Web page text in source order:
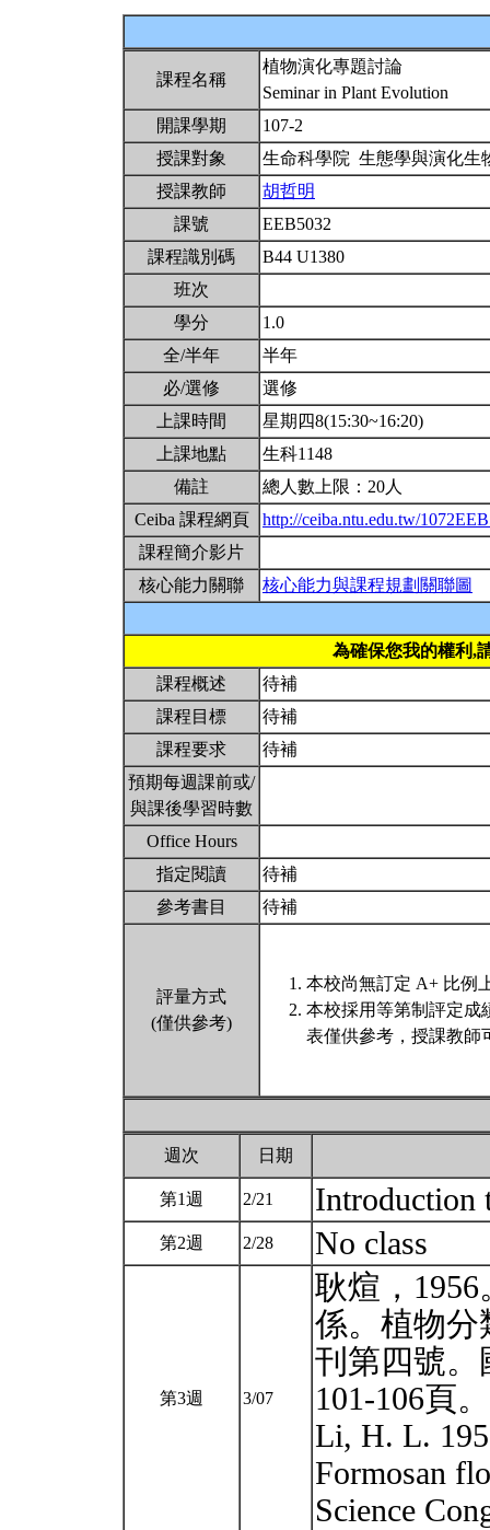
課程名稱
植物演化專題討論
Seminar in Plant Evolution
開課學期
107-2
授課對象
生命科學院 生態學與演化
授課教師
胡哲明
課號
EEB5032
課程識別碼
B44 U1380
班次
學分
1.0
全/半年
半年
必/選修
選修
上課時間
星期四8(15:30~16:20)
上課地點
生科1148
備註
總人數上限：20人
Ceiba 課程網頁
http://ceiba.ntu.edu.tw/
課程簡介影片
核心能力關聯
核心能力與課程規劃關聯圖
為確保您我的權利,
課程概述
待補
課程目標
待補
課程要求
待補
預期每週課前或/
與課後學習時數
Office Hours
指定閱讀
待補
參考書目
待補
評量方式
(僅供參考)
本校尚無訂定 A+ 比例
本校採用等第制評定成
表僅供參考，授課教師
週次 日期
第1週 2/21 Introduction
第2週 2/28 No class
第3週 3/07
耿煊，
係。植物分
刊第四號。
101-106頁。
Li, H. L.
Formosan
Science